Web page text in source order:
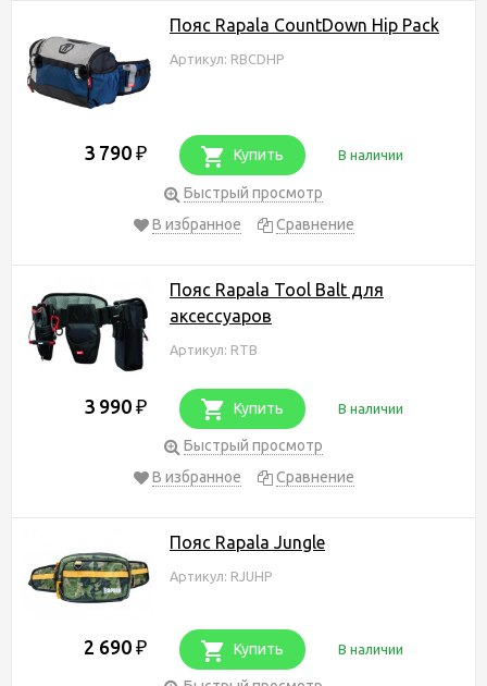
Пояс Rapala CountDown Hip Pack
Артикул: RBCDHP
3 790 ₽ Купить В наличии
Быстрый просмотр
В избранное
Сравнение
Пояс Rapala Tool Balt для
аксессуаров
Артикул: RTB
3 990 ₽ Купить В наличии
Быстрый просмотр
В избранное
Сравнение
Пояс Rapala Jungle
Артикул: RJUHP
2 690 ₽ Купить В наличии